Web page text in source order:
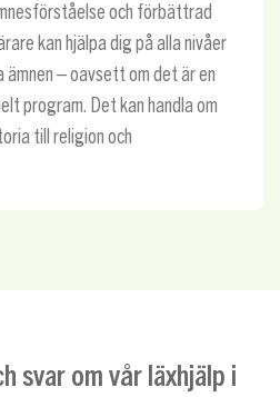
och förbättrad
kan hjälpa dig på alla nivåer
– oavsett om det är en
program. Det kan handla om
till religion och
svar om vår läxhjälp i